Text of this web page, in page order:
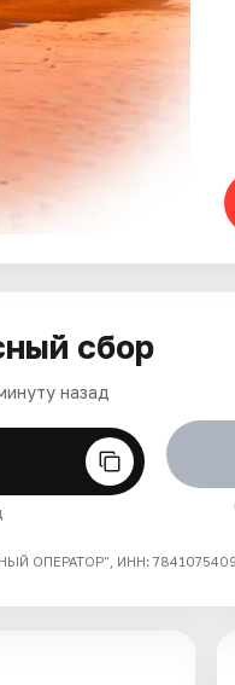
сбор
назад
ИНН: 7841075409